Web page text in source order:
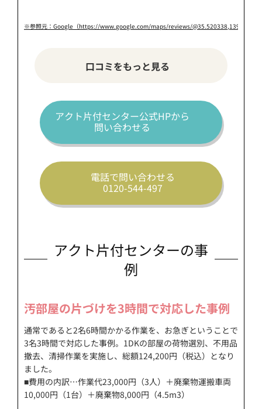
※参照元：Google（https://www.google.com/maps/reviews/
口コミをもっと見る
アクト片付センター公式HPから
問い合わせる
電話で問い合わせる
0120-544-497
アクト片付センターの事
例
汚部屋の片づけを3時間で対応した事例
通常であると2名6時間かかる作業を、お急ぎということで
3名3時間で対応した事例。1DKの部屋の荷物選別、不用品
撤去、清掃作業を実施し、総額124,200円（税込）となり
ました。
■費用の内訳…作業代23,000円（3人）＋廃棄物運搬車両
10,000円（1台）＋廃棄物8,000円（4.5m3）